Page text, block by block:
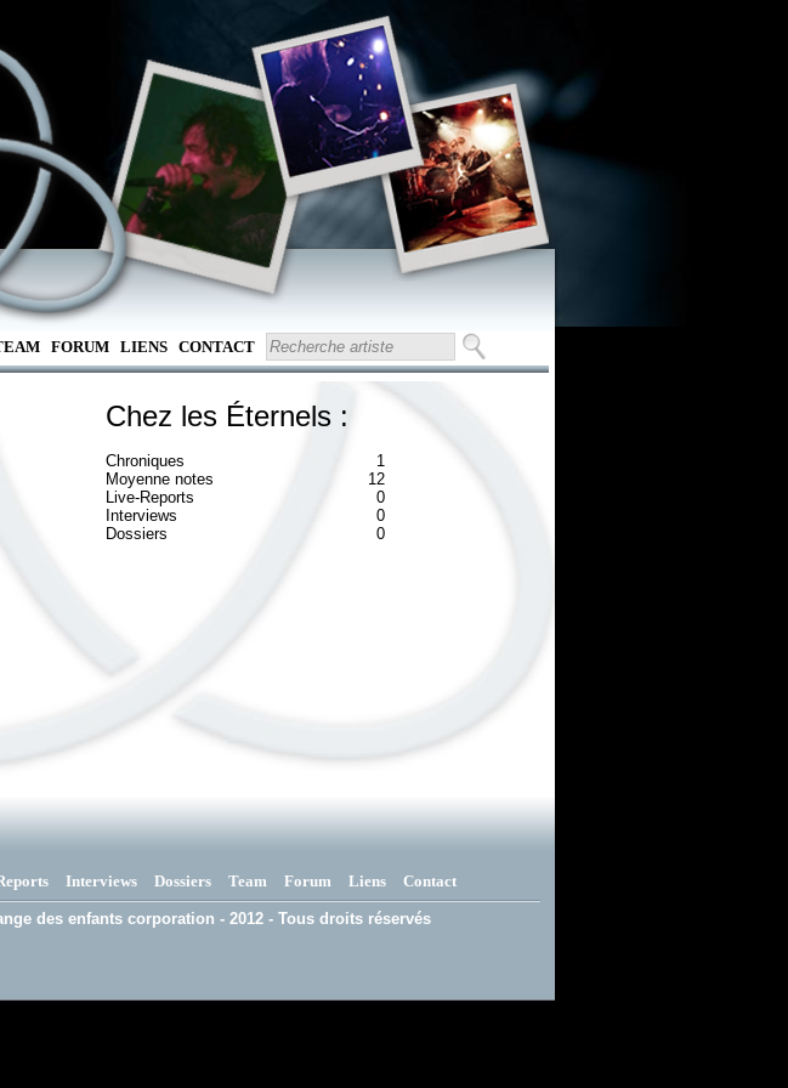
FORUM LIENS CONTACT
Chez les Éternels :
Chroniques
1
Moyenne notes
12
Live-Reports
0
Interviews
0
Dossiers
0
Interviews Dossiers Team Forum Liens Contact
des enfants corporation - 2012 - Tous droits réservés